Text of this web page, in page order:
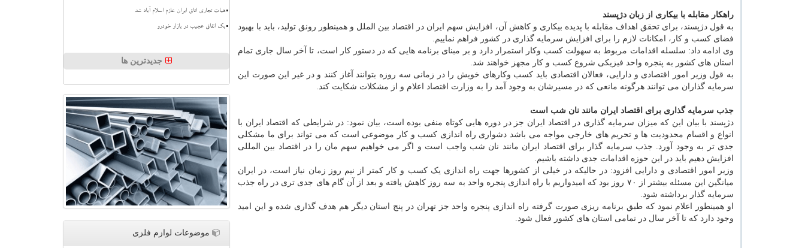
راهکار مقابله با بیکاری از زبان دژپسند
به قول دژپسند، برای تحقق اهداف مقابله با پدیده بیکاری و کاهش آن، افزایش سهم ایران در اقتصاد بین الملل و همینطور رونق تولید، باید با بهبود
فضای کسب و کار، امکانات لازم را برای افزایش سرمایه گذاری در کشور فراهم نماییم.
وی ادامه داد: سلسله اقدامات مربوط به سهولت کسب وکار استمرار دارد و بر مبنای برنامه هایی که در دستور کار است، تا آخر سال جاری تمام
استان های کشور به پنجره واحد فیزیکی شروع کسب و کار مجهز خواهند شد.
به قول وزیر امور اقتصادی و دارایی، فعالان اقتصادی باید کسب وکارهای خویش را در زمانی سه روزه بتوانند آغاز کنند و در غیر این صورت این
سرمایه گذاران می توانند هرگونه مانعی که در مسیرشان به وجود آمد را به وزارت اقتصاد اعلام و از مشکلات شکایت کند.
جذب سرمایه گذاری برای اقتصاد ایران مانند نان شب است
دژپسند با بیان این که میزان سرمایه گذاری در اقتصاد ایران جز در دوره هایی کوتاه منفی بوده است، بیان نمود: در شرایطی که اقتصاد ایران با
انواع و اقسام محدودیت ها و تحریم های خارجی مواجه می باشد دشواری راه اندازی کسب و کار موضوعی است که می تواند برای ما مشکلی
جدی تر به وجود آورد. جذب سرمایه گذار برای اقتصاد ایران مانند نان شب واجب است و اگر می خواهیم سهم مان را در اقتصاد بین المللی
افزایش دهیم باید در این حوزه اقدامات جدی داشته باشیم.
وزیر امور اقتصادی و دارایی افزود: در حالیکه در خیلی از کشورها جهت راه اندازی یک کسب و کار کمتر از نیم روز زمان نیاز است، در ایران
میانگین این مسئله بیشتر از ۷۰ روز بود که امیدواریم با راه اندازی پنجره واحد به سه روز کاهش یافته و بعد از آن گام های جدی تری در راه جذب
سرمایه گذار برداشته شود.
او همینطور اعلام نمود که طبق برنامه ریزی صورت گرفته راه اندازی پنجره واحد جز تهران در پنج استان دیگر هم هدف گذاری شده و این امید
وجود دارد که تا آخر سال در تمامی استان های کشور فعال شود.
هیات تجاری اتاق ایران عازم اسلام آباد شد
بک اتفاق عجیب در بازار خودرو
جدیدترین ها
موضوعات لوازم فلزی